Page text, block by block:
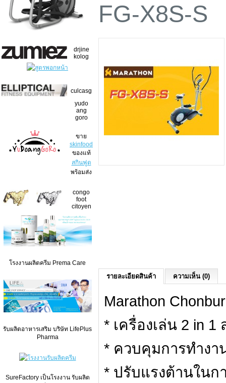
drjine
kolog
culcasg
yudo
ang
goro
ขาย
skinfood
ของแท้
สกินฟูด
พร้อมส่ง
congo
foot
citoyen
โรงงานผลิตครีม Prema Care
รับผลิตอาหารเสริม บริษัท LifePlus
Pharma
SureFactory เป็นโรงงาน รับผลิต
FG-X8S-S
รายละเอียดสินค้า ความเห็น (0)
Marathon
* เครื่องเล่น 2 in 1
* ควบคุมการทำงา
* ปรับแรงต้านในก